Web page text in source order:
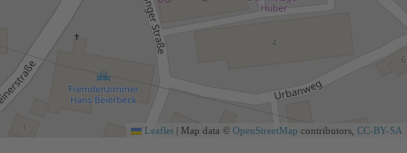
Leaflet | Map data © OpenStreetMap contributors, CC-BY-SA